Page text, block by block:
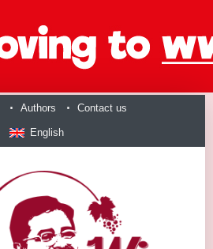
Authors Contact us
English